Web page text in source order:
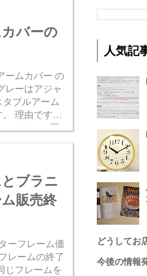
バーの
ームカバー の
レーはアジャ
ブルアーム
理由です
ムカバーと同
ないからで
ブラニ
販売終
ーフレーム価
レームの終了
じフレームを
人気記
どうしてお
今後の情報